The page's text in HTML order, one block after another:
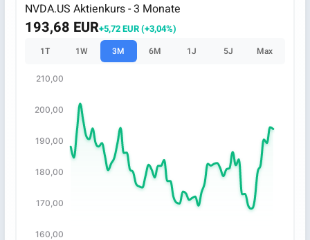
NVDA.US Aktienkurs - 3 Monate
193,68 EUR+5,72 EUR (+3,04%)
1T 1W 3M 6M 1J 5J Max
Chart with 66 data points.
The chart has 1 X axis displaying categories.
The chart has 1 Y axis displaying values. Data ranges
160,00
170,00
180,00
190,00
200,00
210,00